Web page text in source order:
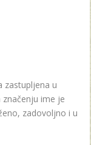
zastupljena u
ime je
zadovoljno i u